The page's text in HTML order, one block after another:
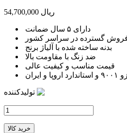
54,700,000 ریال
دارای ۵ سال ضمانت
گسترده در سراسر کشور
بدنه ساخته شده با آلیاژ برنج
ضد زنگ با مقاومت بالا
قیمت مناسب و کیفیت عالی
تولیدکننده
خرید کالا